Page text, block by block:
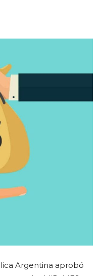
Argentina aprobó